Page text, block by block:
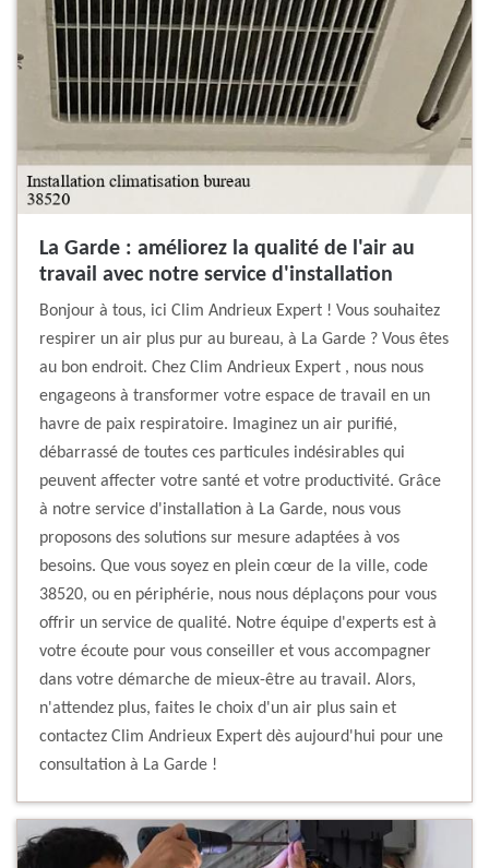
La Garde : améliorez la qualité de l'air au
travail avec notre service d'installation
Bonjour à tous, ici Clim Andrieux Expert ! Vous souhaitez
respirer un air plus pur au bureau, à La Garde ? Vous êtes
au bon endroit. Chez Clim Andrieux Expert , nous nous
engageons à transformer votre espace de travail en un
havre de paix respiratoire. Imaginez un air purifié,
débarrassé de toutes ces particules indésirables qui
peuvent affecter votre santé et votre productivité. Grâce
à notre service d'installation à La Garde, nous vous
proposons des solutions sur mesure adaptées à vos
besoins. Que vous soyez en plein cœur de la ville, code
38520, ou en périphérie, nous nous déplaçons pour vous
offrir un service de qualité. Notre équipe d'experts est à
votre écoute pour vous conseiller et vous accompagner
dans votre démarche de mieux-être au travail. Alors,
n'attendez plus, faites le choix d'un air plus sain et
contactez Clim Andrieux Expert dès aujourd'hui pour une
consultation à La Garde !